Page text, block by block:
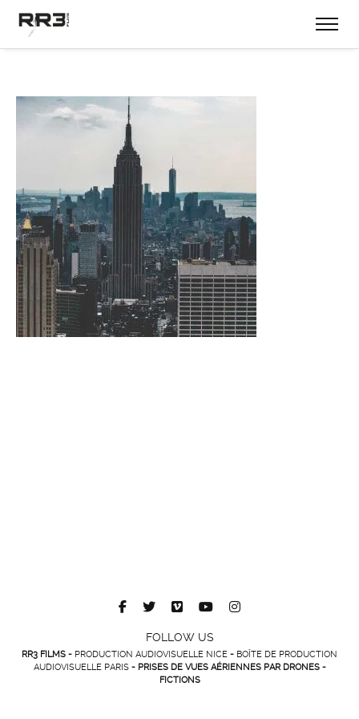
FOLLOW US
RR3 FILMS - PRODUCTION AUDIOVISUELLE NICE - BOÎTE DE PRODUCTION
AUDIOVISUELLE PARIS- PRISES DE VUES AÉRIENNES PAR DRONES -
FICTIONS